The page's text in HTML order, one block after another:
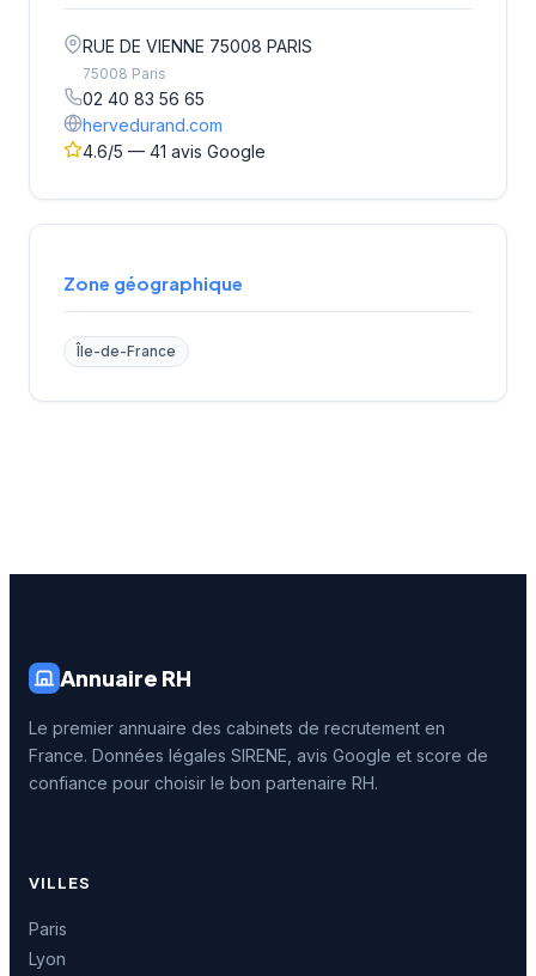
RUE DE VIENNE 75008 PARIS
75008 Paris
02 40 83 56 65
hervedurand.com
4.6/5 — 41 avis Google
Zone géographique
Île-de-France
Annuaire RH
Le premier annuaire des cabinets de recrutement en
France. Données légales SIRENE, avis Google et score de
confiance pour choisir le bon partenaire RH.
VILLES
Paris
Lyon